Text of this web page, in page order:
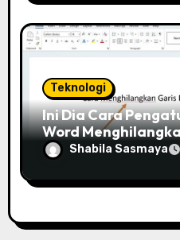
Teknologi
Ini Dia Cara
Word
Shabila Sasmaya